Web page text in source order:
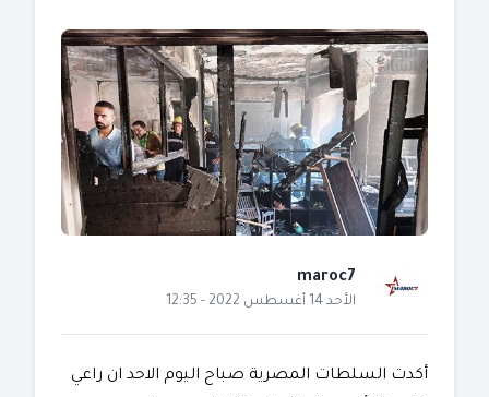
maroc7
الأحد 14 أغسطس 2022 - 12:35
أكدت السلطات المصرية صباح اليوم الاحد ان راعي